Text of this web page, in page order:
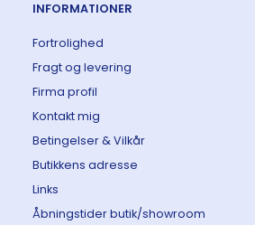
INFORMATIONER
Fortrolighed
Fragt og levering
Firma profil
Kontakt mig
Betingelser & Vilkår
Butikkens adresse
Links
Åbningstider butik/showroom